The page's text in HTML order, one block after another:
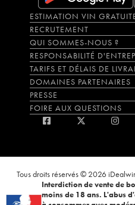
ESTIMATION VIN
RECRUTEMENT
QUI SOMMES-NOUS ?
RESPONSABILITÉ
TARIFS ET DÉLAIS DE
DOMAINES PARTENAIRES
PRESSE
FOIRE AUX QUESTIONS
Tous droits réservés © 2026
Interdiction de vente de
moins de 18 ans. L'abus